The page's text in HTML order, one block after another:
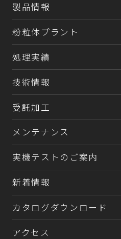
冷却
粉粒体プラント
処理実績
技術情報
受託加工
メンテナンス
実機テストのご案内
新着情報
製品情報
粉粒体プラント
処理実績
技術情報
受託加工
メンテナンス
実機テストのご案内
新着情報
カタログダウンロード
アクセス